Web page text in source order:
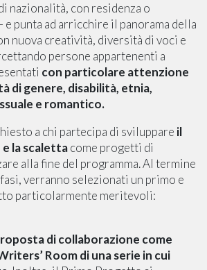
nazionalità, con residenza o
punta ad arricchire il panorama della
nuova creatività, diversità di voci e
persone appartenenti a
con particolare attenzione
di genere, disabilità, etnia,
e romantico.
a chi partecipa di sviluppare il
la scalettacome progetti di
alla fine del programma. Al termine
verranno selezionati un primo e
particolarmente meritevoli:
di collaborazione come
Room di una serie in cui